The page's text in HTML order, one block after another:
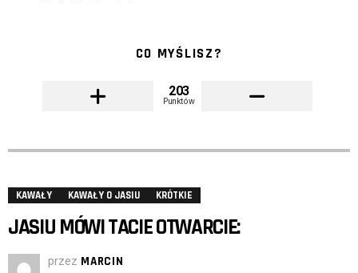
CO MYŚLISZ?
203
Punktów
KAWAŁY KAWAŁY O JASIU KRÓTKIE
JASIU MÓWI TACIE OTWARCIE:
przez MARCIN